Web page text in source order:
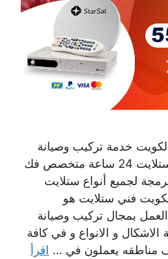
خدمة تركيب وصيانة
ستلايت رسيفر رقم فني ستلايت 24 ساعة متخصص فك
لجميع أنواع ستلايت
فني ستلايت هو
بمجال تركيب وصيانة
و الانواع و في كافة
مناطقه يعملون في … اقرأ